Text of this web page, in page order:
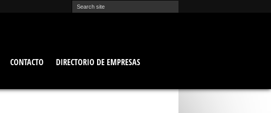
CONTACTO
DIRECTORIO DE EMPRESAS